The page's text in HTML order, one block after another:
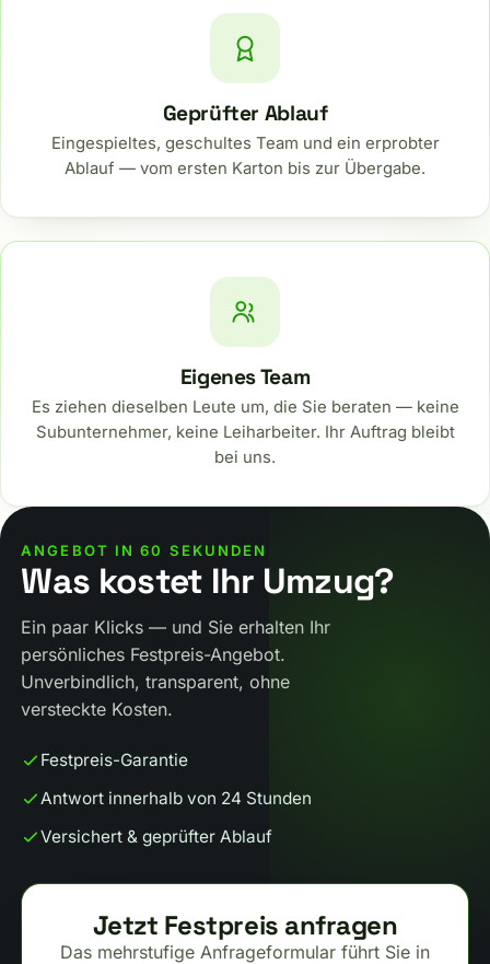
Geprüfter Ablauf
Eingespieltes, geschultes Team und ein erprobter
Ablauf — vom ersten Karton bis zur Übergabe.
Eigenes Team
Es ziehen dieselben Leute um, die Sie beraten — keine
Subunternehmer, keine Leiharbeiter. Ihr Auftrag bleibt
bei uns.
ANGEBOT IN 60 SEKUNDEN
Was kostet Ihr Umzug?
Ein paar Klicks — und Sie erhalten Ihr
persönliches Festpreis-Angebot.
Unverbindlich, transparent, ohne
versteckte Kosten.
Festpreis-Garantie
Antwort innerhalb von 24 Stunden
Versichert & geprüfter Ablauf
Jetzt Festpreis anfragen
Das mehrstufige Anfrageformular führt Sie in